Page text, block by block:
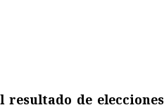
resultado de